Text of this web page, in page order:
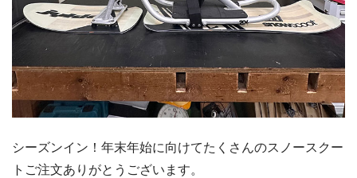
シーズンイン！年末年始に向けてたくさんのスノースクー
トご注文ありがとうございます。